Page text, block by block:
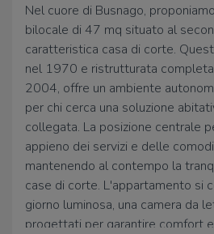
Nel cuore di Busnago,
bilocale di 47 mq situato al
caratteristica casa di corte.
nel 1970 e ristrutturata
2004, offre un ambiente
per chi cerca una soluzione
collegata. La posizione centrale
appieno dei servizi e delle
mantenendo al contempo la
case di corte. L'appartamento si
giorno luminosa, una camera da
progettati per garantire comfort